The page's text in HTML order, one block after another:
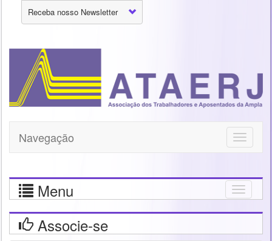
Receba nosso Newsletter
Toggle
Navegação
Menu
Associe-se